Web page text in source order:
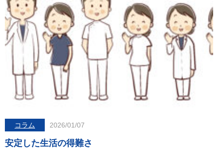
コラム 2026/01/07
安定した生活の得難さ